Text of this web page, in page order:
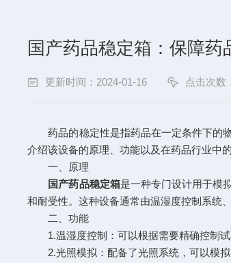
国产药品稳定箱：保障药
更新时间：2024-01-16 点击次数
药品的稳定性是指药品在一定条件下的物
介绍该设备的原理、功能以及在药品行业中的
一、原理
国产药品稳定箱是一种专门设计用于模
和耐受性。这种设备通常由温湿度控制系统
二、功能
1.温湿度控制：可以根据需要精确控制试
2.光照模拟：配备了光照系统，可以模拟